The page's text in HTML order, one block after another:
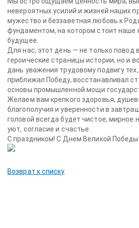
невероятных усилий и жизней наших
мужество и беззаветная любовь к
фундаментом, на котором стоит наше
будущее.
Для нас, этот день — не только повод
героические страницы истории, но и
дань уважения трудовому подвигу
приближал Победу, восстанавливал
основы промышленной мощи
Желаем вам крепкого здоровья,
благополучия и уверенности в
головой всегда будет чистое, мирное
уют, согласие и счастье.
С праздником! С Днем Великой Победы!
Возврат к списку